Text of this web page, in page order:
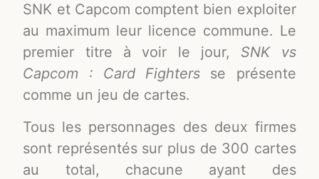
SNK et Capcom comptent bien exploiter
au maximum leur licence commune. Le
premier titre à voir le jour, SNK vs
Capcom : Card Fighters se présente
comme un jeu de cartes.
Tous les personnages des deux firmes
sont représentés sur plus de 300 cartes
au total, chacune ayant des